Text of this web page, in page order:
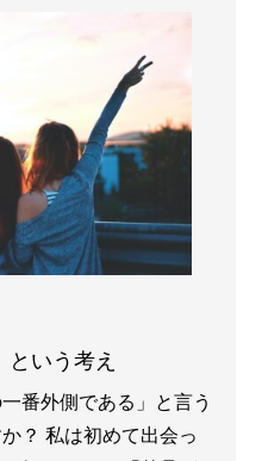
いう考え
番外側である」と言う
？ 私は初めて出会っ